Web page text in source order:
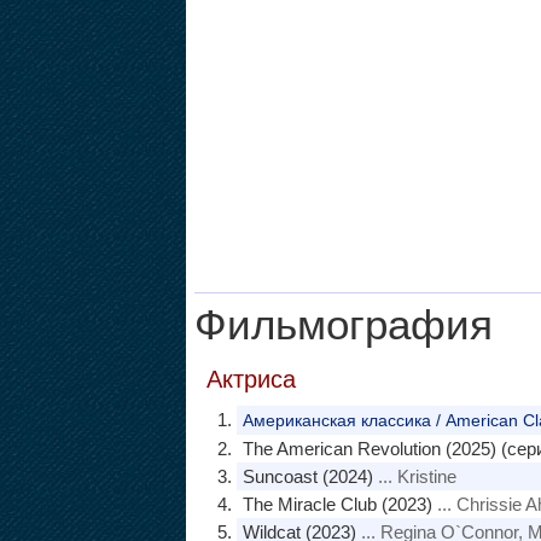
Фильмография
Актриса
Американская классика / American
The American Revolution (2025)
Suncoast (2024) ... Kristine
The Miracle Club (2023) ... Chrissie
Wildcat (2023) ... Regina O`Connor,